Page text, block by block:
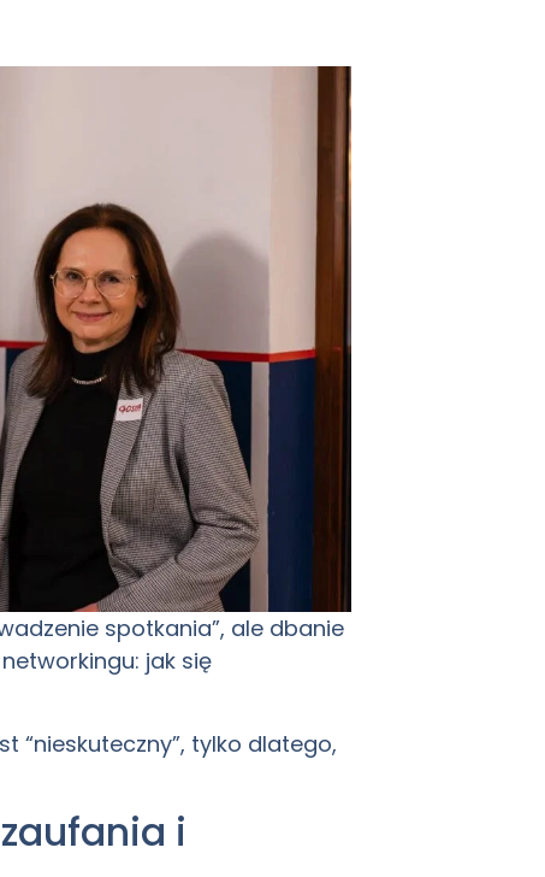
spotkania”, ale dbanie
jak się
“nieskuteczny”, tylko dlatego,
i